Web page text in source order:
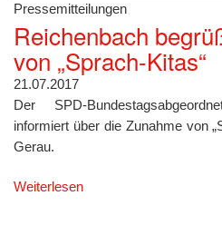
Pressemitteilungen
Reichenbach
von „Sprach-Kitas“
21.07.2017
Der SPD-
informiert über die Zunahme von
Gerau.
Weiterlesen